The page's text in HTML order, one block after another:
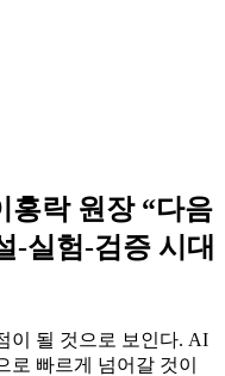
락 원장 “다음
-실험-검증 시대
이 될 것으로 보인다. AI
빠르게 넘어갈 것이